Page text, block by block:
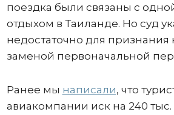
поездка были связаны с
отдыхом в Таиланде. Но суд
недостаточно для признания
заменой первоначальной
Ранее мы написали, что
авиакомпании иск на 240 тыс.